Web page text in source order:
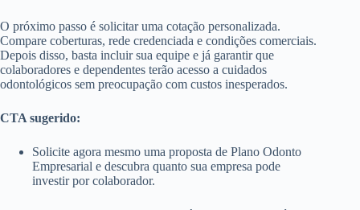
O próximo passo é solicitar uma cotação personalizada.
Compare coberturas, rede credenciada e condições comerciais.
Depois disso, basta incluir sua equipe e já garantir que
colaboradores e dependentes terão acesso a cuidados
odontológicos sem preocupação com custos inesperados.
CTA sugerido:
Solicite agora mesmo uma proposta de Plano Odonto
Empresarial e descubra quanto sua empresa pode
investir por colaborador.